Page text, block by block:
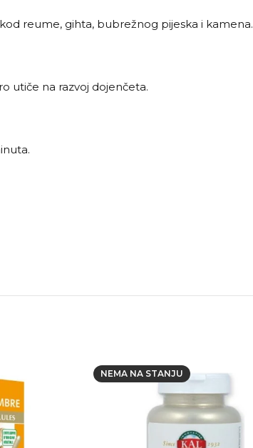
reume, gihta, bubrežnog pijeska i kamena.
utiče na razvoj dojenčeta.
NEMA NA STANJU